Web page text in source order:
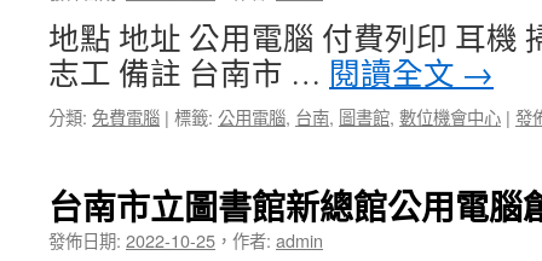
地點 地址 公用電腦 付費列印 耳機
志工 備註 台南市 … 閱讀全文 →
分類: 免費電腦 | 標籤: 公用電腦, 台南, 圖書館, 數位機會中心 | 發
台南市立圖書館新總館公用電腦
發佈日期: 2022-10-25 ， 作者: admin